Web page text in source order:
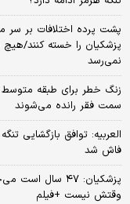
پشت پرده اختلافات بر سر
پزشکیان را خسته کنند/
نمی‌رسد
زنگ خطر برای طبقه متوسط
سمت فقر رانده می‌شوند
فاش شد
پزشکیان: ۴۷
وقتش نیست +فیلم